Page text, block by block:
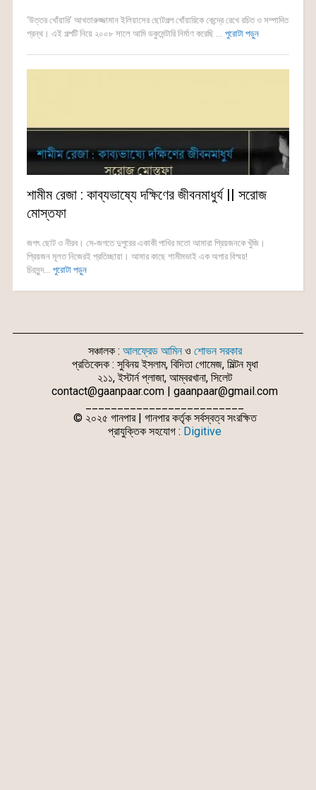
‘উত্তর খোঁয়ারি’ আখতারুজ্জামান ইলিয়াসের ছোটগল্প খোঁয়ারিকে কেন্দ্রে রেখে রচিত ও সম্পাদিত
গ্রন্থ। এই গল্পটি নিয়ে ২০০৮ সালে আমি ডকুমেন্টারি নির্মাণ করেছি ... পুরোটা পড়ুন
শামীম রেজা : কাব্যভাষ্যে দক্ষিণের জীবনমাধুর্য || সরোজ
মোস্তফা
জগৎ ছোট ও নীরব। সে-জগতে দুপুরের একাকী পাখির মতো আমারা প্রিয়জনকে খুঁজি।
প্রিয়জন মূলত নিজেরই প্রতিচ্ছায়া। আমার কাছে শামীমভাই এক অপার বিস্ময়!
চিরসুন্দ... পুরোটা পড়ুন
সঞ্চালক : আলফ্রেড আমিনও শোভন সরকার
প্রতিবেদক : সুবিনয় ইসলাম, বিদিতা গোমেজ, মিল্টন মৃধা
২১১, ইস্টার্ন প্লাজা, আম্বরখানা, সিলেট
contact@gaanpaar.com | gaanpaar@gmail.com
© ২০২৫ গানপার | গানপার কর্তৃক সর্বস্বত্ব সংরক্ষিত
প্রাযুক্তিক সহযোগ : Digitive